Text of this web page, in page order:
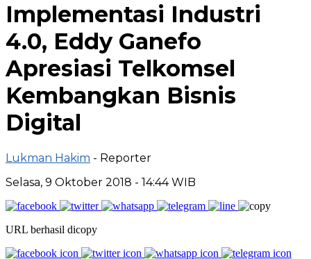
Implementasi Industri
4.0, Eddy Ganefo
Apresiasi Telkomsel
Kembangkan Bisnis
Digital
Lukman Hakim - Reporter
Selasa, 9 Oktober 2018 - 14:44 WIB
URL berhasil dicopy